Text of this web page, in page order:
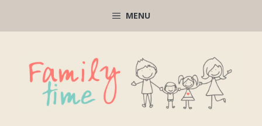
MENU